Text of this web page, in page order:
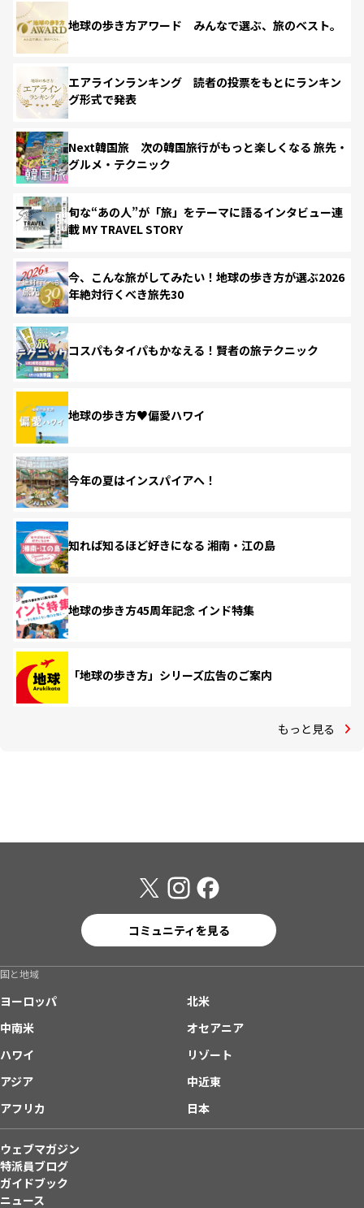
地球の歩き方アワード みんなで選ぶ、旅のベスト。
エアラインランキング 読者の投票をもとにランキン
グ形式で発表
Next韓国旅 次の韓国旅行がもっと楽しくなる 旅先・
グルメ・テクニック
旬な“あの人”が「旅」をテーマに語るインタビュー連
載 MY TRAVEL STORY
今、こんな旅がしてみたい！地球の歩き方が選ぶ2026
年絶対行くべき旅先30
コスパもタイパもかなえる！賢者の旅テクニック
地球の歩き方♥偏愛ハワイ
今年の夏はインスパイアへ！
知れば知るほど好きになる 湘南・江の島
地球の歩き方45周年記念 インド特集
「地球の歩き方」シリーズ広告のご案内
もっと見る
コミュニティを見る
国と地域
ヨーロッパ
北米
中南米
オセアニア
ハワイ
リゾート
アジア
中近東
アフリカ
日本
ウェブマガジン
特派員ブログ
ガイドブック
ニュース